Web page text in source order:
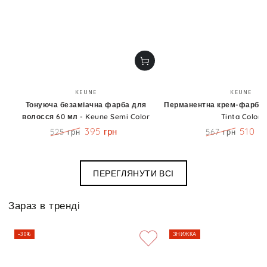
Бренд:
KEUNE
Тонуюча безаміачна фарба для
волосся 60 мл - Keune Semi Color
525 грн 395 грн
KEUNE
Перманентна крем-фарба
Tinta Color
567 грн 510
ПЕРЕГЛЯНУТИ ВСІ
Зараз в тренді
–30% ЗНИЖКА